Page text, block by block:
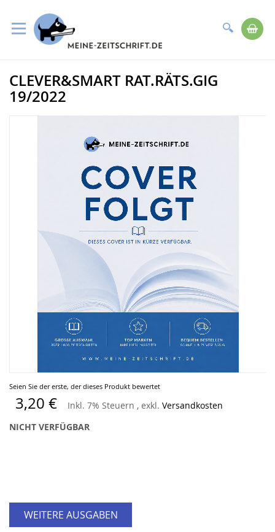
Suche
zum
Inhalt
Seien Sie der erste, der dieses Produkt bewertet
3,20 € Inkl. 7% Steuern , exkl. Versandkosten
NICHT VERFÜGBAR
WEITERE AUSGABEN
Zum
Ende
der
Bildergalerie
CLEVER&SMART RAT.RÄTS.GIG
19/2022
Zum
Anfang
der
Bildergalerie
springen